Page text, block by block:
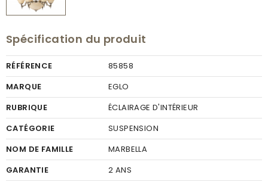
Spécification du produit
RÉFÉRENCE
85858
MARQUE
EGLO
RUBRIQUE
ÉCLAIRAGE D'INTÉRIEUR
CATÉGORIE
SUSPENSION
NOM DE FAMILLE
MARBELLA
GARANTIE
2 ANS